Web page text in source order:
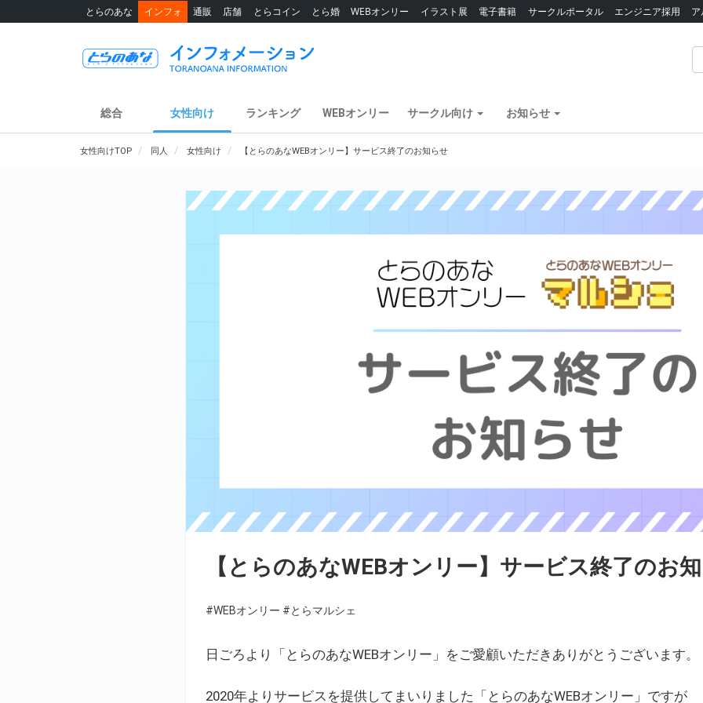
とらのあな インフォ 通販 店舗 とらコイン とら婚 WEBオンリー イラスト展 電子書籍 サークルポータル エンジニア採用
総合 女性向け ランキング WEBオンリー サークル向け お知らせ
女性向けTOP 同人 女性向け 【とらのあなWEBオンリー】サービス終了のお知らせ
【とらのあなWEBオンリー】サービス終了のお
#WEBオンリー #とらマルシェ
日ごろより「とらのあなWEBオンリー」をご愛顧いただきありがとうございます。
2020年よりサービスを提供してまいりました「とらのあなWEBオンリー」ですが